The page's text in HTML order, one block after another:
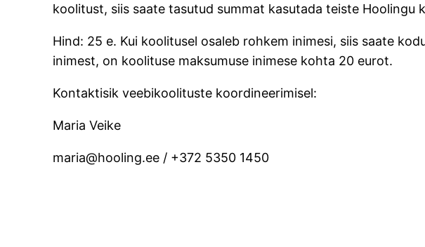
koolitust, siis saate tasutud summat kasutada teiste Hoolingu
Hind: 25 e. Kui koolitusel osaleb rohkem inimesi, siis saate
inimest, on koolituse maksumuse inimese kohta 20 eurot.
Kontaktisik veebikoolituste koordineerimisel:
Maria Veike
maria@hooling.ee / +372 5350 1450